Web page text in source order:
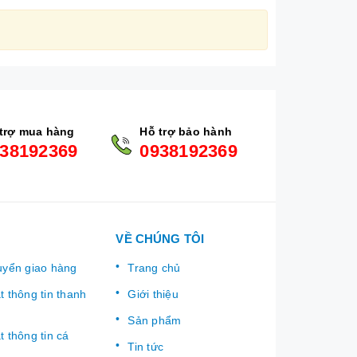
mua hàng Hỗ trợ bảo hành
0938192369
giao hàng
thông tin thanh
thông tin cá
VỀ CHÚNG TÔI
Trang chủ
Giới thiệu
Sản phẩm
Tin tức